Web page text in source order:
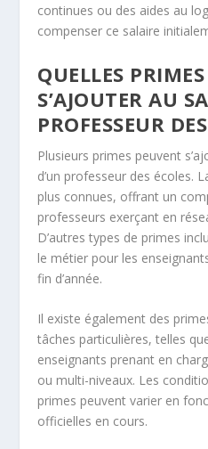
continues ou des aides au
compenser ce salaire
QUELLES
S’AJOUTER AU
PROFESSEUR
Plusieurs primes peuvent
d’un professeur des écoles.
plus connues, offrant un
professeurs exerçant en
D’autres types de primes
le métier pour les
fin d’année.
Il existe également des
tâches particulières, telles
enseignants prenant en
ou multi-niveaux. Les
primes peuvent varier en
officielles en cours.